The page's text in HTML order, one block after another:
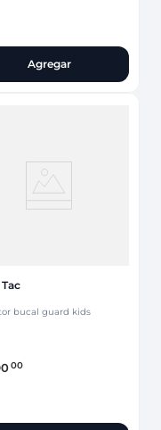
Agregar
bucal guard kids
00